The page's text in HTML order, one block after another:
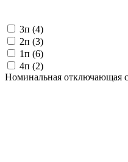
3п (4)
2п (3)
1п (6)
4п (2)
Номинальная отключающая